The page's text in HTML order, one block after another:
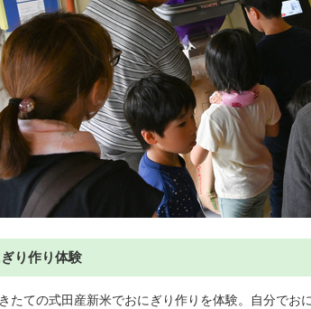
り作り体験
たての式田産新米でおにぎり作りを体験。自分でお